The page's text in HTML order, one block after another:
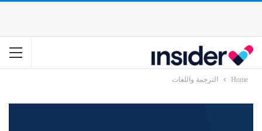
Home الترجمة واللغات